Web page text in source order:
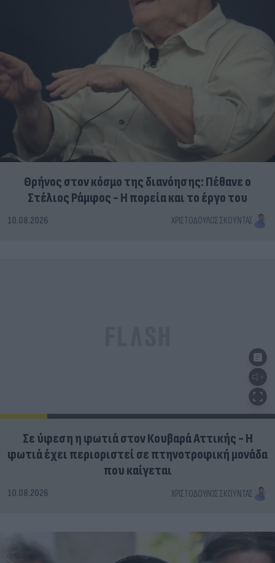
Θρήνος στον κόσμο της διανόησης: Πέθανε ο
Στέλιος Ράμφος - Η πορεία και το έργο του
10.08.2026 ΧΡΙΣΤΌΔΟΥΛΟΣ ΣΚΟΎΝΤΑΣ
Σε ύφεση η φωτιά στον Κουβαρά Αττικής - Η
φωτιά έχει περιοριστεί σε πτηνοτροφική μονάδα
που καίγεται
10.08.2026 ΧΡΙΣΤΌΔΟΥΛΟΣ ΣΚΟΎΝΤΑΣ